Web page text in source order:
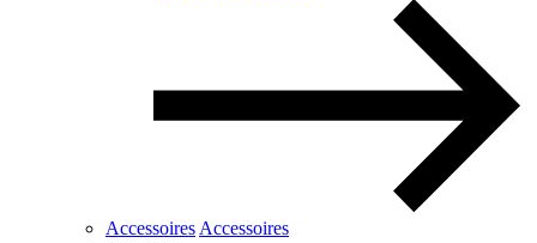
Accessoires Accessoires